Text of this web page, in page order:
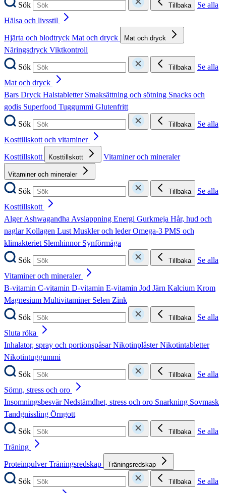
Sök Tillbaka
Se alla
Hälsa och livsstil
Hjärta och blodtryck Mat och dryck Mat och dryck
Näringsdryck Viktkontroll
Sök
Tillbaka
Se alla
Mat och dryck
Bars Dryck Halstabletter Smaksättning och sötning Snacks och
godis Superfood Tuggummi Glutenfritt
Sök
Tillbaka
Se alla
Kosttillskott och vitaminer
Kosttillskott
Kosttillskott Vitaminer och mineraler
Vitaminer och mineraler
Sök Tillbaka
Se alla
Kosttillskott
AlgerAshwagandhaAvslappning Energi Gurkmeja Hår, hud och
naglarKollagen LustMuskler och lederOmega-3 PMS och
klimakteriet Slemhinnor Synförmåga
Sök
Tillbaka
Se alla
Vitaminer och mineraler
B-vitamin C-vitamin D-vitamin E-vitamin Jod Järn Kalcium Krom
Magnesium Multivitaminer Selen Zink
Sök
Tillbaka
Se alla
Sluta röka
Inhalator, spray och portionspåsarNikotinplåsterNikotintabletter
Nikotintuggummi
Sök
Tillbaka
Se alla
Sömn, stress och oro
InsomningsbesvärNedstämdhet, stress och oro Snarkning Sovmask
Tandgnissling Örngott
Sök
Tillbaka
Se alla
Träning
ProteinpulverTräningsredskap Träningsredskap
Sök Tillbaka
Se alla